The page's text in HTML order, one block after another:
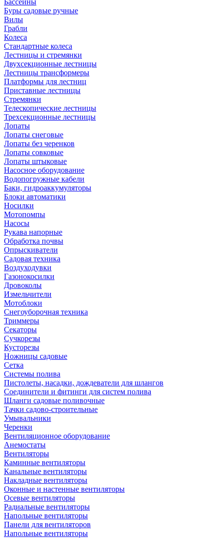
Бассейны
Буры садовые ручные
Вилы
Грабли
Колеса
Стандартные колеса
Лестницы и стремянки
Двухсекционные лестницы
Лестницы трансформеры
Платформы для лестниц
Приставные лестницы
Стремянки
Телескопические лестницы
Трехсекционные лестницы
Лопаты
Лопаты снеговые
Лопаты без черенков
Лопаты совковые
Лопаты штыковые
Насосное оборудование
Водопогружные кабели
Баки, гидроаккумуляторы
Блоки автоматики
Носилки
Мотопомпы
Насосы
Рукава напорные
Обработка почвы
Опрыскиватели
Садовая техника
Воздуходувки
Газонокосилки
Дровоколы
Измельчители
Мотоблоки
Снегоуборочная техника
Триммеры
Секаторы
Сучкорезы
Кусторезы
Ножницы садовые
Сетка
Системы полива
Пистолеты, насадки, дождеватели для шлангов
Соединители и фитинги для систем полива
Шланги садовые поливочные
Тачки садово-строительные
Умывальники
Черенки
Вентиляционное оборудование
Анемостаты
Вентиляторы
Каминные вентиляторы
Канальные вентиляторы
Накладные вентиляторы
Оконные и настенные вентиляторы
Осевые вентиляторы
Радиальные вентиляторы
Напольные вентиляторы
Панели для вентиляторов
Напольные вентиляторы